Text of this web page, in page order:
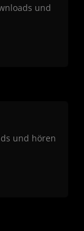
und
und hören